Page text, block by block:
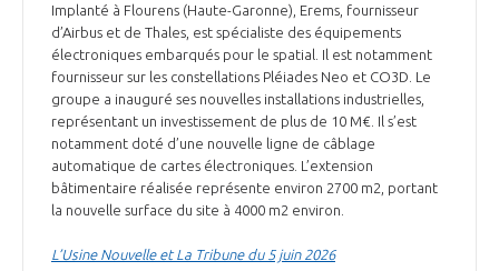
Implanté à Flourens (Haute-Garonne), Erems, fournisseur
d’Airbus et de Thales, est spécialiste des équipements
électroniques embarqués pour le spatial. Il est notamment
fournisseur sur les constellations Pléiades Neo et CO3D. Le
groupe a inauguré ses nouvelles installations industrielles,
représentant un investissement de plus de 10 M€. Il s’est
notamment doté d’une nouvelle ligne de câblage
automatique de cartes électroniques. L’extension
bâtimentaire réalisée représente environ 2700 m2, portant
la nouvelle surface du site à 4000 m2 environ.
L’Usine Nouvelle et La Tribune du 5 juin 2026